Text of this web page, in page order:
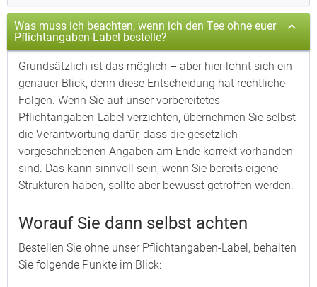
Was muss ich beachten, wenn ich den Tee ohne euer
Pflichtangaben-Label bestelle?
Grundsätzlich ist das möglich – aber hier lohnt sich ein
genauer Blick, denn diese Entscheidung hat rechtliche
Folgen. Wenn Sie auf unser vorbereitetes
Pflichtangaben-Label verzichten, übernehmen Sie selbst
die Verantwortung dafür, dass die gesetzlich
vorgeschriebenen Angaben am Ende korrekt vorhanden
sind. Das kann sinnvoll sein, wenn Sie bereits eigene
Strukturen haben, sollte aber bewusst getroffen werden.
Worauf Sie dann selbst achten
Bestellen Sie ohne unser Pflichtangaben-Label, behalten
Sie folgende Punkte im Blick: